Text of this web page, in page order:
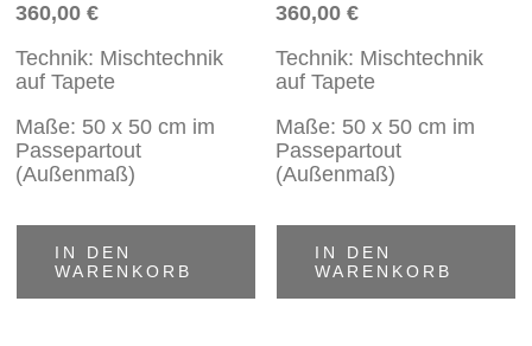
360,00€
Technik: Mischtechnik
auf Tapete
Maße: 50 x 50 cm im
Passepartout
(Außenmaß)
IN DEN
WARENKORB
360,00€
Technik: Mischtechnik
auf Tapete
Maße: 50 x 50 cm im
Passepartout
(Außenmaß)
IN DEN
WARENKORB